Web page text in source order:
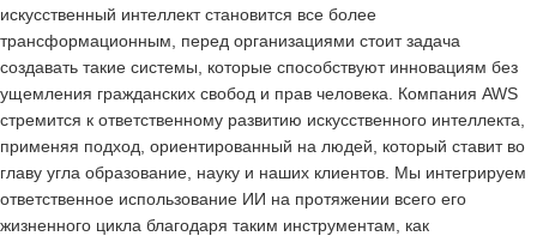
искусственный интеллект становится все более
трансформационным, перед организациями стоит задача
создавать такие системы, которые способствуют инновациям без
ущемления гражданских свобод и прав человека. Компания AWS
стремится к ответственному развитию искусственного интеллекта,
применяя подход, ориентированный на людей, который ставит во
главу угла образование, науку и наших клиентов. Мы интегрируем
ответственное использование ИИ на протяжении всего его
жизненного цикла благодаря таким инструментам, как